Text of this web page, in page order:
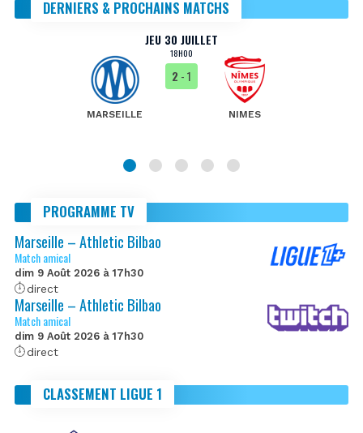
DERNIERS & PROCHAINS MATCHS
JEU 30 JUILLET
18H00
MARSEILLE
2 - 1
NIMES
PROGRAMME TV
Marseille – Athletic Bilbao
Match amical
dim 9 Août 2026 à 17h30
direct
Marseille – Athletic Bilbao
Match amical
dim 9 Août 2026 à 17h30
direct
CLASSEMENT LIGUE 1